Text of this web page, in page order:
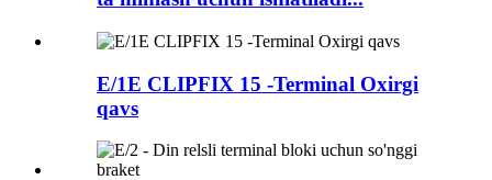
E/1E CLIPFIX 15 -Terminal Oxirgi
qavs